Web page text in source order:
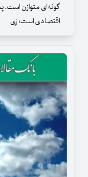
‌گونه‌ای متوازن است.
اقتصادی است؛ زی